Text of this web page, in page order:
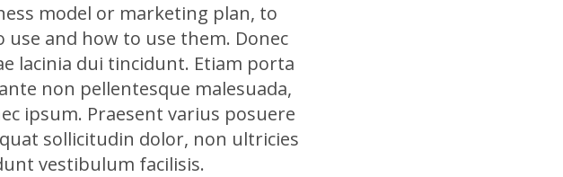
model or marketing plan, to
and how to use them. Donec
lacinia dui tincidunt. Etiam porta
non pellentesque malesuada,
ipsum. Praesent varius posuere
sollicitudin dolor, non ultricies
vestibulum facilisis.